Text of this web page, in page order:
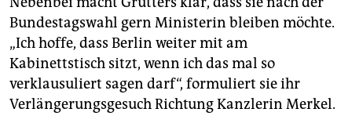
Bundestagswahl gern Ministerin bleiben möchte.
„Ich hoffe, dass Berlin weiter mit am
Kabinettstisch sitzt, wenn ich das mal so
verklausuliert sagen darf“, formuliert sie ihr
Verlängerungsgesuch Richtung Kanzlerin Merkel.